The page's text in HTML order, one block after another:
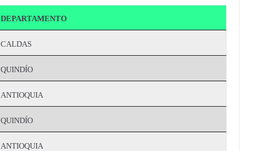
DEPARTAMENTO
CALDAS
QUINDÍO
ANTIOQUIA
QUINDÍO
ANTIOQUIA